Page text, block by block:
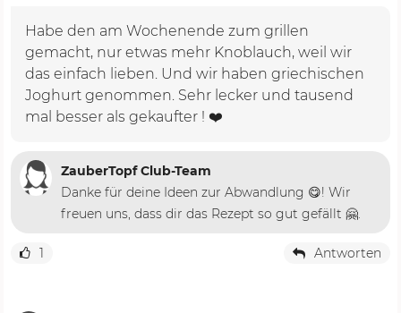
Habe den am Wochenende zum grillen
gemacht, nur etwas mehr Knoblauch, weil wir
das einfach lieben. Und wir haben griechischen
Joghurt genommen. Sehr lecker und tausend
mal besser als gekaufter ! ❤️
ZauberTopf Club-Team
Danke für deine Ideen zur Abwandlung 😋! Wir
freuen uns, dass dir das Rezept so gut gefällt 🤗.
1 Antworten